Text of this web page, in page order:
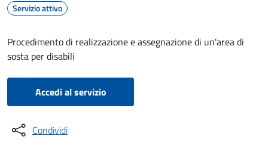
Servizio attivo
Procedimento di realizzazione e assegnazione di un'area di
sosta per disabili
Accedi al servizio
Condividi